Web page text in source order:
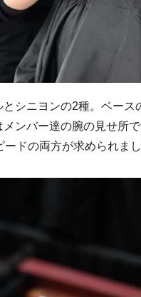
シニヨンの2種。ベー
ンバー達の腕の見せ所
ドの両方が求められまし